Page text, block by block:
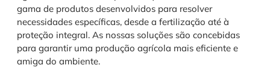
gama de produtos desenvolvidos para resolver
necessidades específicas, desde a fertilização até à
proteção integral. As nossas soluções são concebidas
para garantir uma produção agrícola mais eficiente e
amiga do ambiente.